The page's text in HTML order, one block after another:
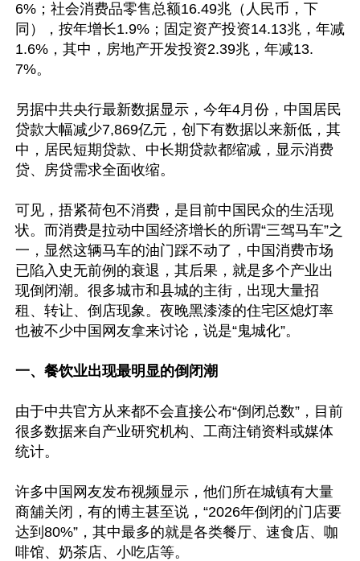
6%；社会消费品零售总额16.49兆（人民币，下
同），按年增长1.9%；固定资产投资14.13兆，年减
1.6%，其中，房地产开发投资2.39兆，年减13.
7%。
另据中共央行最新数据显示，今年4月份，中国居民
贷款大幅减少7,869亿元，创下有数据以来新低，其
中，居民短期贷款、中长期贷款都缩减，显示消费
贷、房贷需求全面收缩。
可见，捂紧荷包不消费，是目前中国民众的生活现
状。而消费是拉动中国经济增长的所谓“三驾马车”之
一，显然这辆马车的油门踩不动了，中国消费市场
已陷入史无前例的衰退，其后果，就是多个产业出
现倒闭潮。很多城市和县城的主街，出现大量招
租、转让、倒店现象。夜晚黑漆漆的住宅区熄灯率
也被不少中国网友拿来讨论，说是“鬼城化”。
一、餐饮业出现最明显的倒闭潮
由于中共官方从来都不会直接公布“倒闭总数”，目前
很多数据来自产业研究机构、工商注销资料或媒体
统计。
许多中国网友发布视频显示，他们所在城镇有大量
商舖关闭，有的博主甚至说，“2026年倒闭的门店要
达到80%”，其中最多的就是各类餐厅、速食店、咖
啡馆、奶茶店、小吃店等。